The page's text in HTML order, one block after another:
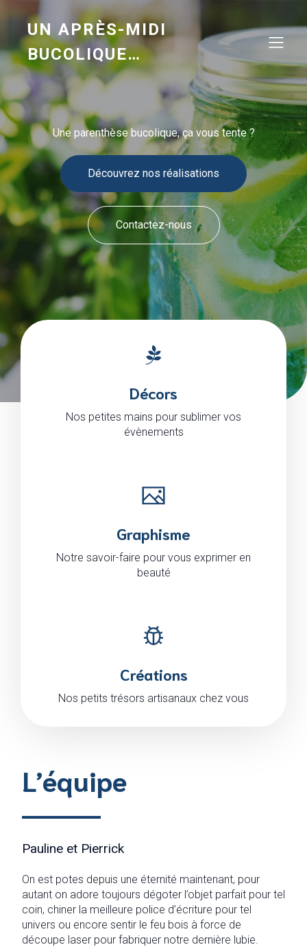
UN APRÈS-MIDI
BUCOLIQUE…
Une parenthèse bucolique, ça vous tente ?
Découvrez nos réalisations
Contactez-nous
Décors
Nos petites mains pour sublimer vos
évènements
Graphisme
Notre savoir-faire pour vous exprimer en
beauté
Créations
Nos petits trésors artisanaux chez vous
L’équipe
Pauline et Pierrick
On est potes depuis une éternité maintenant, pour
autant on adore toujours dégoter l’objet parfait pour tel
coin, chiner la meilleure police d’écriture pour tel
univers ou encore sentir le feu bois à force de
découpe laser pour fabriquer notre dernière lubie.